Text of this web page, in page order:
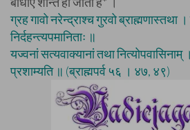
ग्रह गावो नरेन्द्राश्च गुरवो ब्राह्मणास्तथा
निर्दहन्त्यपमानिताः ॥
यज्वनां सत्यवाक्यानां तथा नित्योपवासिनाम्
प्रशाम्यति ॥ (ब्राह्मपर्व ५६ । ४७, ४९)